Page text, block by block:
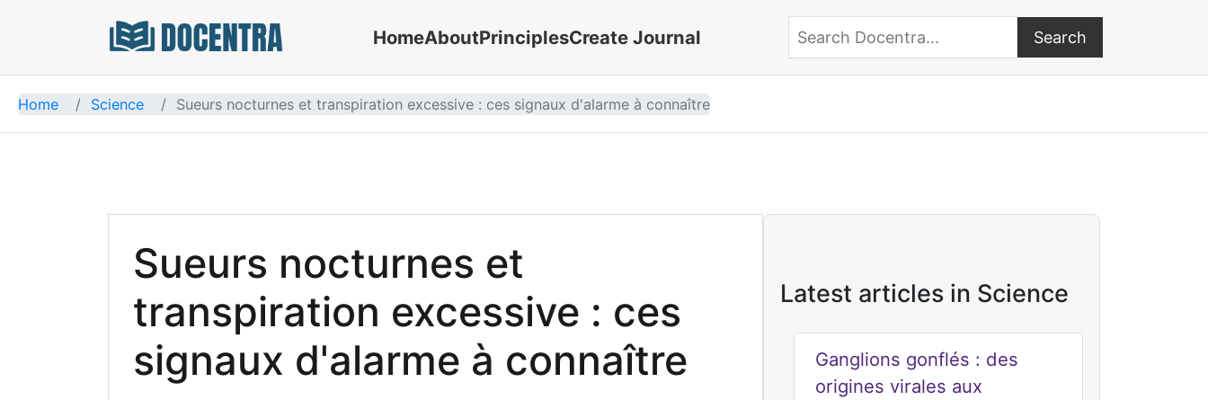
Docentra HomeAboutPrinciplesCreate Journal Search Docentra
Search
Home Science Sueurs nocturnes et transpiration excessive : ces signaux d'alarme à connaître
Sueurs nocturnes et
transpiration excessive : ces
signaux d'alarme à connaître
Latest articles in Science
Ganglions gonflés : des
origines virales aux